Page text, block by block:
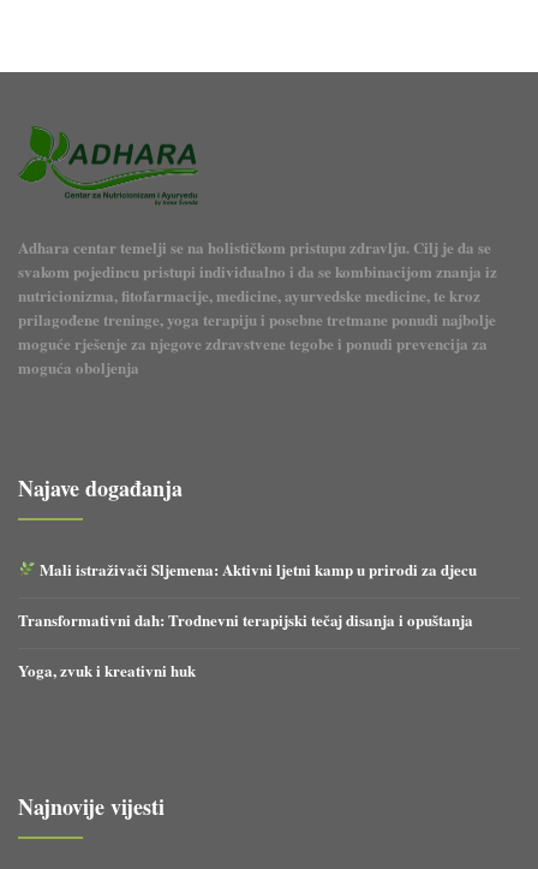
Adhara centar temelji se na holističkom pristupu zdravlju. Cilj je da se
svakom pojedincu pristupi individualno i da se kombinacijom znanja iz
nutricionizma, fitofarmacije, medicine, ayurvedske medicine, te kroz
prilagođene treninge, yoga terapiju i posebne tretmane ponudi najbolje
moguće rješenje za njegove zdravstvene tegobe i ponudi prevencija za
moguća oboljenja
Najave događanja
Mali istraživači Sljemena: Aktivni ljetni kamp u prirodi za djecu
Transformativni dah: Trodnevni terapijski tečaj disanja i opuštanja
Yoga, zvuk i kreativni huk
Najnovije vijesti